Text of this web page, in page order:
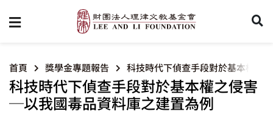
首頁 獎學金專題報告 科技時代下偵查手段對於基本權之
科技時代下偵查手段對於基本權之侵害
─以我國毒品資料庫之建置為例